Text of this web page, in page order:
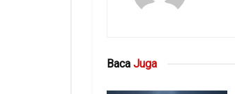
Baca Juga